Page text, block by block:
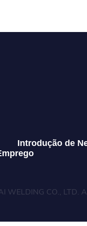
Introdução de
CO., LTD.